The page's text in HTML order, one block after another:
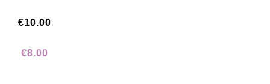
€10.00
Il
prezzo
€8.00
Il
prezzo